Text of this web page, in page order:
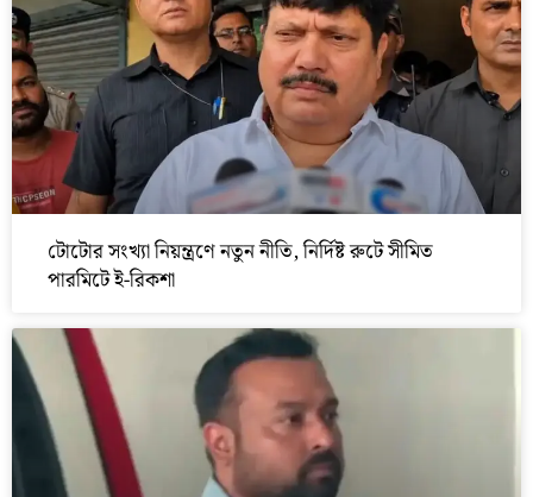
টোটোর সংখ্যা নিয়ন্ত্রণে নতুন নীতি, নির্দিষ্ট রুটে সীমিত
পারমিটে ই-রিকশা